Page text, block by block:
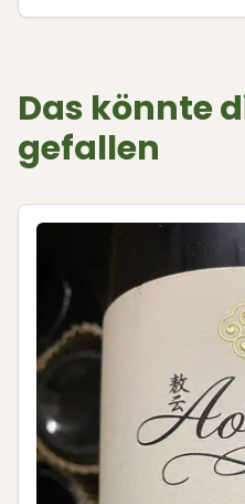
Das könnte
gefallen